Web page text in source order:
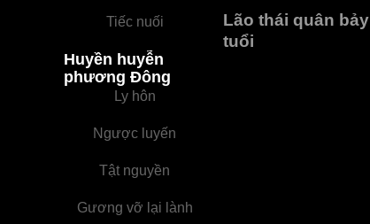
Tiếc nuối
Huyền huyễn
phương Đông
Ly hôn
Ngược luyến
Tật nguyền
Gương vỡ lại lành
Lão thái quân bảy
tuổi